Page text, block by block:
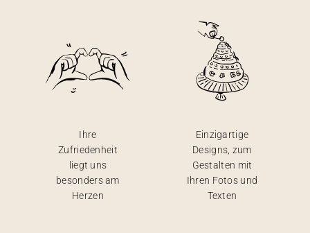
Ihre
Zufriedenheit
liegt uns
besonders am
Herzen
Einzigartige
Designs, zum
Gestalten mit
Ihren Fotos und
Texten